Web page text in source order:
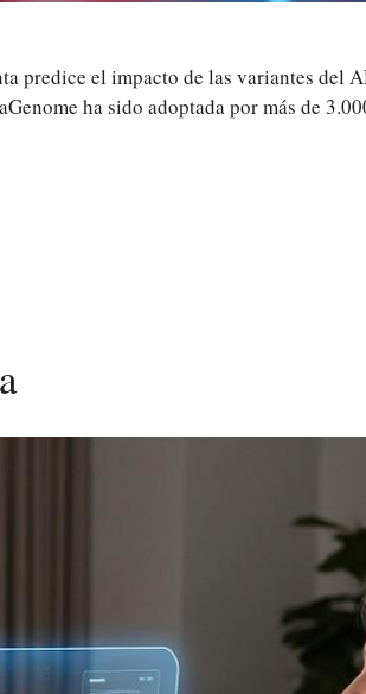
predice el impacto de las variantes del
ha sido adoptada por más de